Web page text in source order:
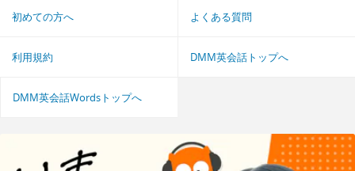
初めての方へ よくある質問
利用規約 DMM英会話トップへ
DMM英会話Wordsトップへ